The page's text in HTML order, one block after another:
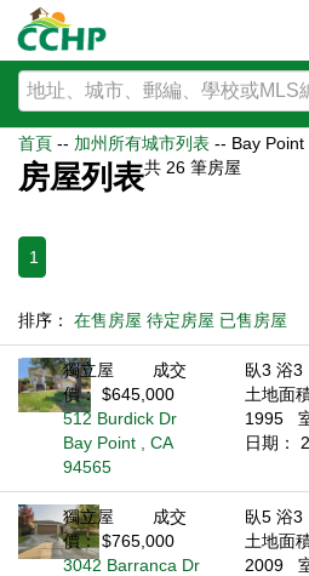
首頁 -- 加州所有城市列表 -- Bay Point
房屋列表共 26 筆房屋
1
排序： 在售房屋 待定房屋 已售房屋
獨立屋
成交
價： $645,000
512 Burdick Dr
Bay Point , CA
94565
臥3 浴3
土地面
1995
日期：
獨立屋
成交
價： $765,000
3042 Barranca Dr
臥5 浴3
土地面
2009